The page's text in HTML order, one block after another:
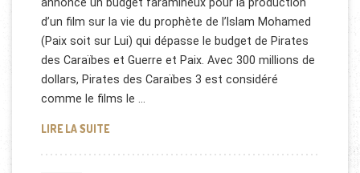
d’un film sur la vie du prophète de l’Islam Mohamed
(Paix soit sur Lui) qui dépasse le budget de Pirates
des Caraïbes et Guerre et Paix. Avec 300 millions de
dollars, Pirates des Caraïbes 3 est considéré
comme le films le …
LIRE LA SUITEQATAR: UN FILM SUR LA VIE DU PROPHÈTE